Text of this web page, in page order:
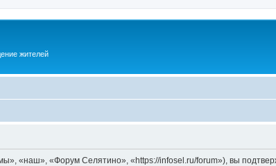
жителей
«наш», «Форум Селятино», «https://infosel.ru/forum»), вы